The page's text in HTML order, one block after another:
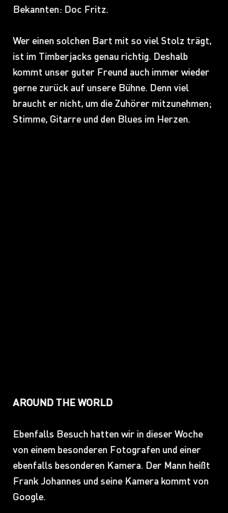
Bekannten: Doc Fritz.
Wer einen solchen Bart mit so viel Stolz trägt,
ist im Timberjacks genau richtig. Deshalb
kommt unser guter Freund auch immer wieder
gerne zurück auf unsere Bühne. Denn viel
braucht er nicht, um die Zuhörer mitzunehmen;
Stimme, Gitarre und den Blues im Herzen.
AROUND THE WORLD
Ebenfalls Besuch hatten wir in dieser Woche
von einem besonderen Fotografen und einer
ebenfalls besonderen Kamera. Der Mann heißt
Frank Johannes und seine Kamera kommt von
Google.